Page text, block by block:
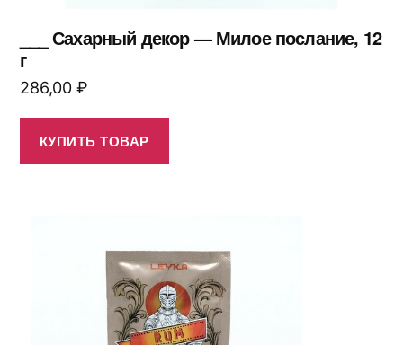
___ Сахарный декор — Милое послание, 12
г
286,00 ₽
КУПИТЬ ТОВАР